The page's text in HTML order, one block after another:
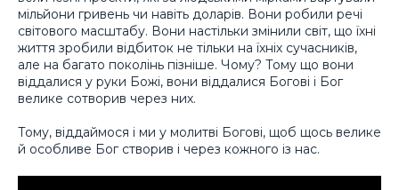
мільйони гривень чи навіть доларів. Вони робили речі
світового масштабу. Вони настільки змінили світ, що їхні
життя зробили відбиток не тільки на їхніх сучасників,
але на багато поколінь пізніше. Чому? Тому що вони
віддалися у руки Божі, вони віддалися Богові і Бог
велике сотворив через них.
Тому, віддаймося і ми у молитві Богові, щоб щось велике
й особливе Бог створив і через кожного із нас.